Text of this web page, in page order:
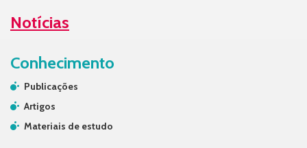
Notícias
Conhecimento
Publicações
Artigos
Materiais de estudo